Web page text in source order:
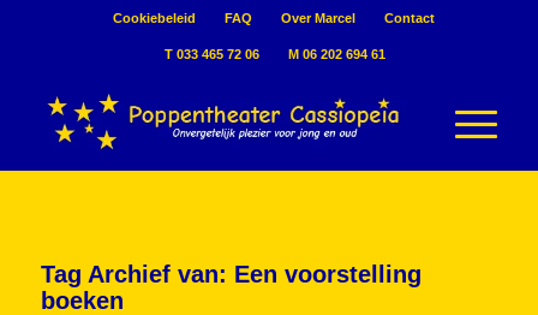
Cookiebeleid FAQ Over Marcel Contact
T 033 465 72 06 M 06 202 694 61
Tag Archief van: Een voorstelling
boeken